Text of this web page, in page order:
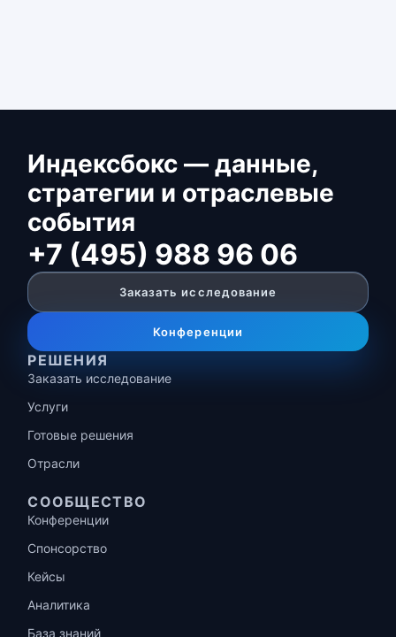
Индексбокс — данные,
стратегии и отраслевые
события
+7 (495) 988 96 06
Заказать исследование
Конференции
РЕШЕНИЯ
Заказать исследование
Услуги
Готовые решения
Отрасли
СООБЩЕСТВО
Конференции
Спонсорство
Кейсы
Аналитика
База знаний